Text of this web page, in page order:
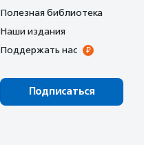
Полезная библиотека
Наши издания
Поддержать нас
Подписаться